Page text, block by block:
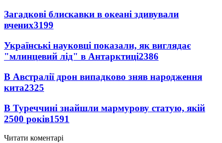
Загадкові блискавки в океані здивували
вчених3199
Українські науковці показали, як виглядає
"млинцевий лід" в Антарктиці2386
В Австралії дрон випадково зняв народження
кита2325
В Туреччині знайшли мармурову статую, якій
2500 років1591
Читати коментарі